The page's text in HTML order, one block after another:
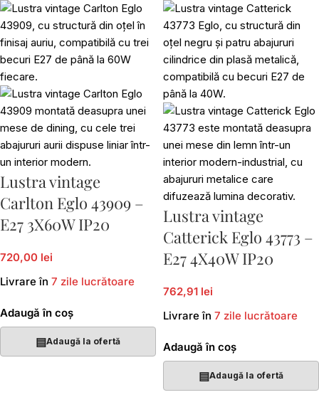
Lustra vintage
Carlton Eglo 43909 –
E27 3X60W IP20
720,00 lei
Livrare în 7 zile lucrătoare
Adaugă în coș
▤Adaugă la ofertă
Lustra vintage
Catterick Eglo 43773 –
E27 4X40W IP20
762,91 lei
Livrare în 7 zile lucrătoare
Adaugă în coș
▤Adaugă la ofertă